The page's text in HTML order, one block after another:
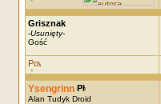
Grisznak
-Usunięty-
Gość
Ysengrinn
Alan Tudyk Droid